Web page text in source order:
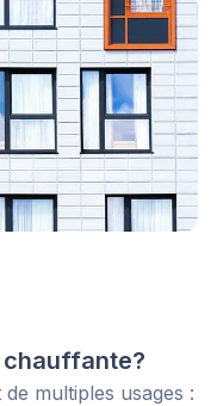
multiples usages :